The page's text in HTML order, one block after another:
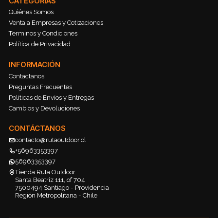
Quiénes Somos
Venta a Empresas y Cotizaciones
Terminos y Condiciones
Política de Privacidad
INFORMACIÓN
Contactanos
Preguntas Frecuentes
Políticas de Envíos y Entregas
Cambios y Devoluciones
CONTÁCTANOS
contacto@rutaoutdoor.cl
+56963353397
56963353397
Tienda Ruta Outdoor
Santa Beatriz 111, of 704
7500494 Santiago - Providencia
Región Metropolitana - Chile